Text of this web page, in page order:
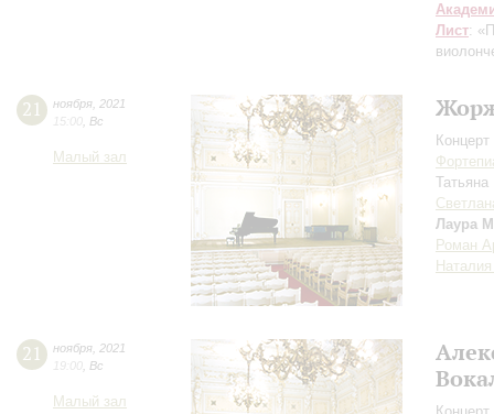
Лист:
21 ноября 2021
15:00 Вс
Малый зал
Лаура
Роман
21 ноября 2021
19:00 Вс
Малый зал